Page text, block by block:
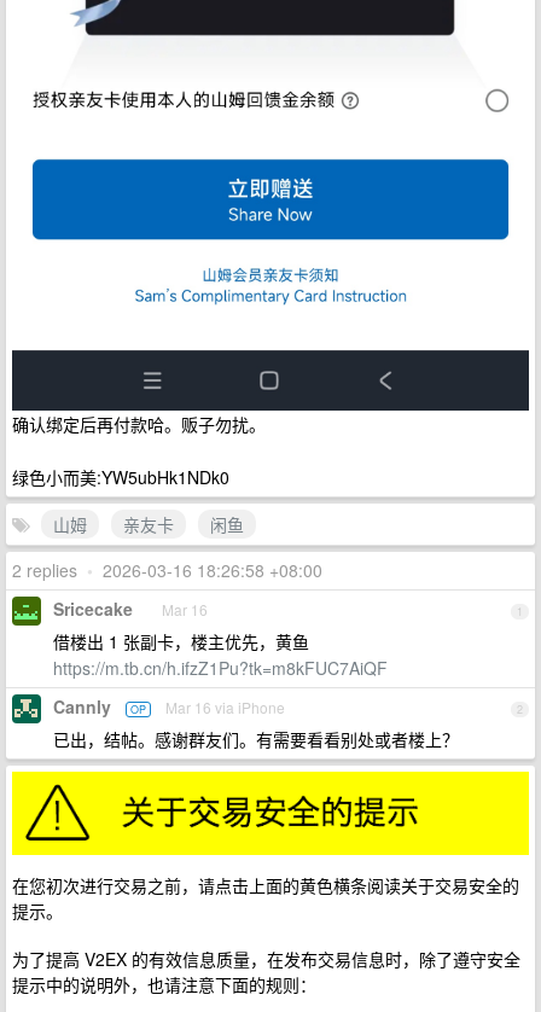
确认绑定后再付款哈。贩子勿扰。
绿色小而美:YW5ubHk1NDk0
山姆
亲友卡
闲鱼
2 replies • 2026-03-16 18:26:58 +08:00
1
Sricecake Mar 16
借楼出 1 张副卡，楼主优先，黄鱼
https://m.tb.cn/h.ifzZ1Pu?tk=m8kFUC7AiQF
2
Cannly OP Mar 16 via iPhone
已出，结帖。感谢群友们。有需要看看别处或者楼上？
在您初次进行交易之前，请点击上面的黄色横条阅读关于交易安全的
提示。
为了提高 V2EX 的有效信息质量，在发布交易信息时，除了遵守安全
提示中的说明外，也请注意下面的规则：